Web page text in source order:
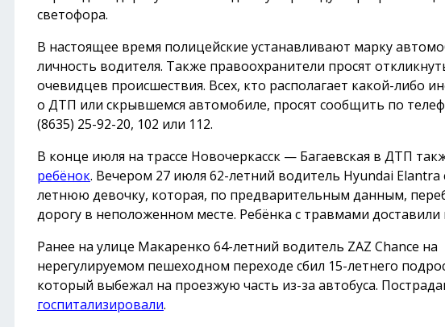
светофора.
В настоящее время полицейские устанавливают марку
личность водителя. Также правоохранители просят
очевидцев происшествия. Всех, кто располагает какой-либо
о ДТП или скрывшемся автомобиле, просят сообщить по
(8635) 25-92-20, 102 или 112.
В конце июля на трассе Новочеркасск — Багаевская в ДТП
ребёнок. Вечером 27 июля 62-летний водитель Hyundai Elantra
летнюю девочку, которая, по предварительным данным,
дорогу в неположенном месте. Ребёнка с травмами доставили
Ранее на улице Макаренко 64-летний водитель ZAZ Chance на
нерегулируемом пешеходном переходе сбил 15-летнего
который выбежал на проезжую часть из-за автобуса.
госпитализировали.